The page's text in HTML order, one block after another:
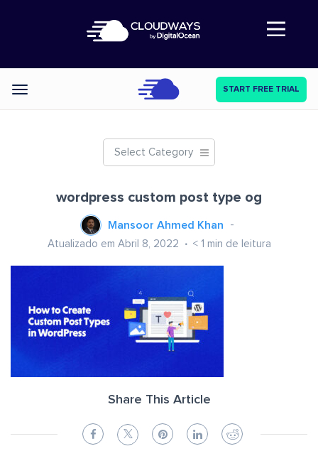
Abre a navegação
Categories START FREE TRIAL
Select Category
wordpress custom post type og
Mansoor Ahmed Khan
Atualizado em Abril 8, 2022 < 1 min de leitura
Share This Article